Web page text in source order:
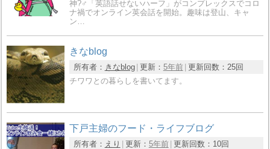
神?‍♂️「英語話せないハーフ」がコンプレックスでコロ
ナ禍でオンライン英会話を開始。趣味は登山、キャ
ン…
きなblog
所有者： きなblog 更新： 5年前 更新回数： 25回
チワワとの暮らしを書いてます。
下戸主婦のフード・ライフブログ
所有者： えり 更新： 5年前 更新回数： 10回